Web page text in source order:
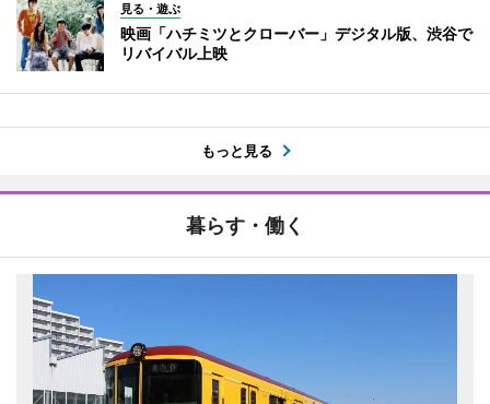
見る・遊ぶ
映画「ハチミツとクローバー」デジタル版、渋谷で
リバイバル上映
もっと見る
暮らす・働く